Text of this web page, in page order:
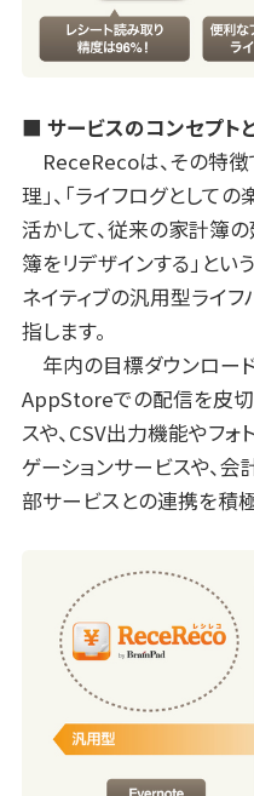
■ サービスのコンセプト
ReceRecoは、その特
理」、「ライフログとして
活かして、従来の家計簿
簿をリデザインする」とい
ネイティブの汎用型ライフ
指します。
年内の目標ダウンロー
AppStoreでの配信を皮切
スや、CSV出力機能やフォ
ゲーションサービスや、
部サービスとの連携を積